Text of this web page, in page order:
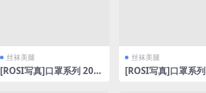
丝袜美腿
[ROSI写真]口罩系列 202
丝袜美腿
[ROSI写真]口罩系